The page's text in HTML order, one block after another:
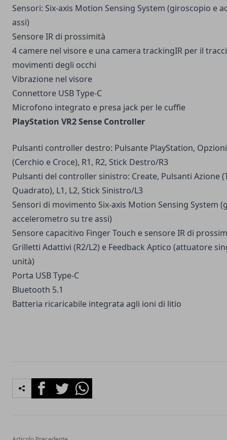
Sensori: Six-axis Motion Sensing System (giroscopio e
assi)​
Sensore IR di prossimità
4 camere nel visore e una camera tracking​IR per il
movimenti degli occhi
Vibrazione nel visore
Connettore USB Type-C
Microfono integrato e presa jack per le cuffie
PlayStation VR2 Sense Controller
Pulsanti controller destro: Pulsante PlayStation,
(Cerchio e Croce), R1, R2, Stick Destro/R3
Pulsanti del controller sinistro: Create, Pulsanti Azione
Quadrato), L1, L2, Stick Sinistro/L3
Sensori di movimento Six-axis Motion Sensing System
accelerometro su tre assi)​
Sensore capacitivo Finger Touch e sensore IR di
Grilletti Adattivi (R2/L2) e Feedback Aptico (attuatore
unità)
Porta USB Type-C
Bluetooth 5.1​
Batteria ricaricabile integrata agli ioni di litio
FacebookTwitterWhatsapp